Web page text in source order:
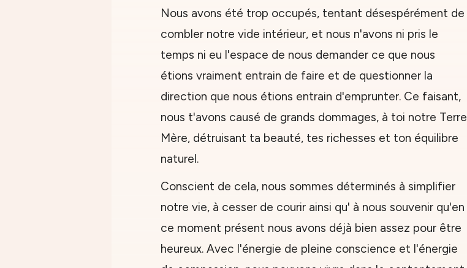
Nous avons été trop occupés, tentant désespérément de
combler notre vide intérieur, et nous n'avons ni pris le
temps ni eu l'espace de nous demander ce que nous
étions vraiment entrain de faire et de questionner la
direction que nous étions entrain d'emprunter. Ce faisant,
nous t'avons causé de grands dommages, à toi notre Terre
Mère, détruisant ta beauté, tes richesses et ton équilibre
naturel.
Conscient de cela, nous sommes déterminés à simplifier
notre vie, à cesser de courir ainsi qu' à nous souvenir qu'en
ce moment présent nous avons déjà bien assez pour être
heureux. Avec l'énergie de pleine conscience et l'énergie